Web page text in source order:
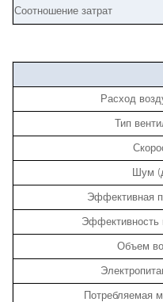
Соотношение затрат
Расход
Тип
Шум
Эффективная
Эффективность
Объем
Потребляемая